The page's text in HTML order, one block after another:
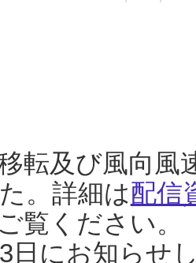
転及び風向風
。詳細は配信
覧ください。
日にお知らせ